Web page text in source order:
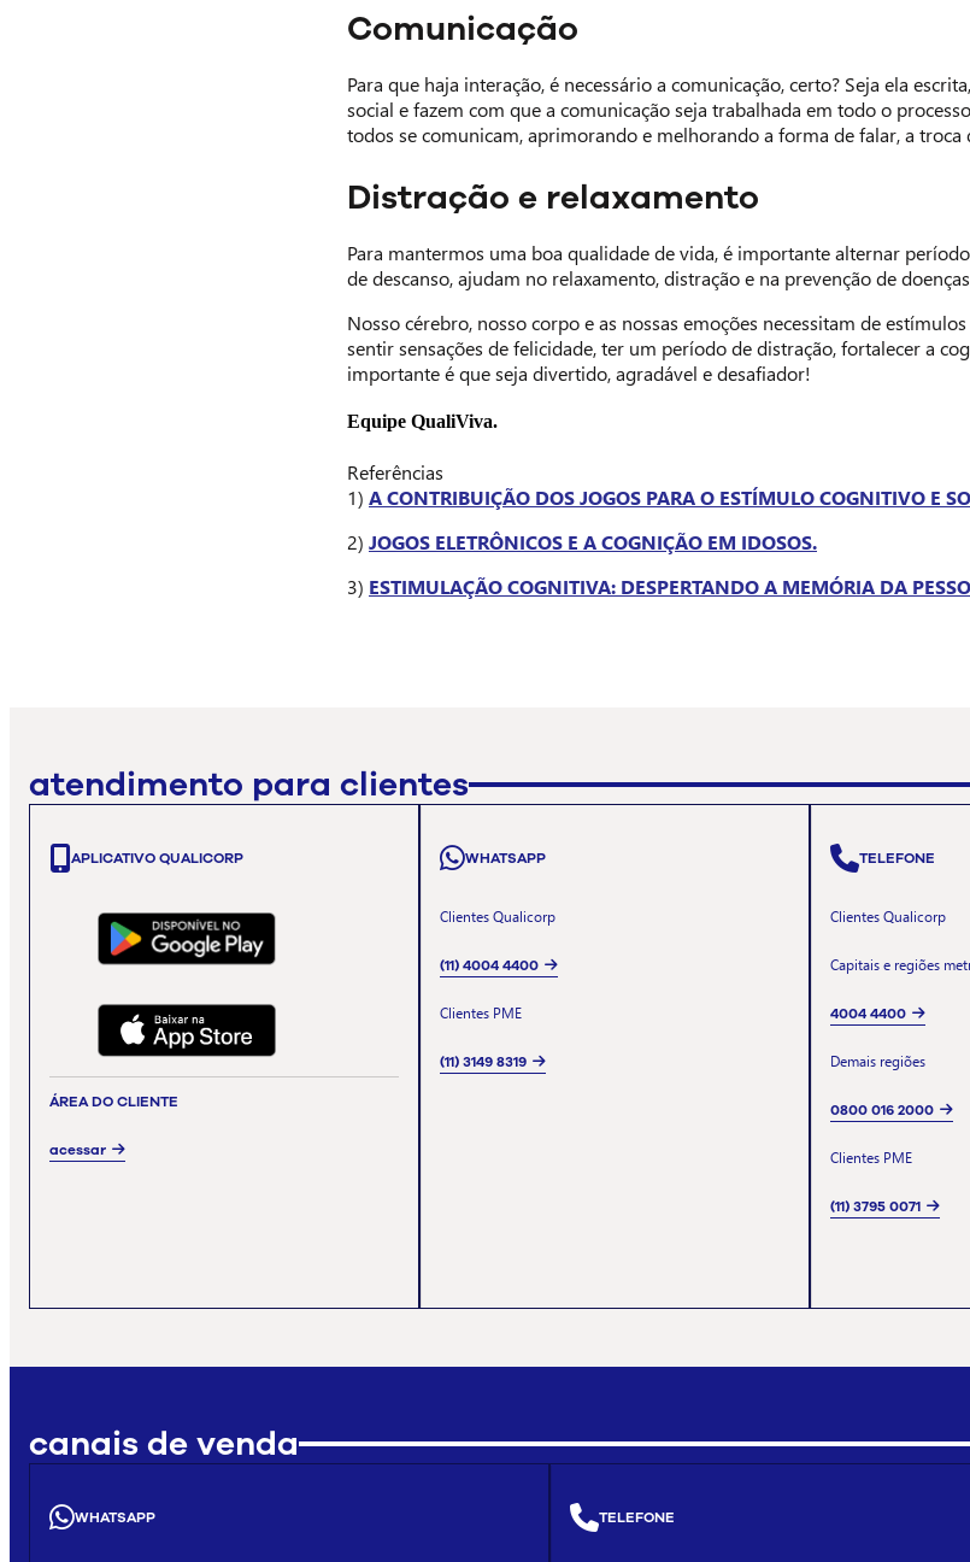
Comunicação
Para que haja interação, é necessário a comunicação, certo? Seja ela
social e fazem com que a comunicação seja trabalhada em todo o
todos se comunicam, aprimorando e melhorando a forma de falar, a troca
Distração e relaxamento
Para mantermos uma boa qualidade de vida, é importante alternar
de descanso, ajudam no relaxamento, distração e na prevenção de
Nosso cérebro, nosso corpo e as nossas emoções necessitam de
sentir sensações de felicidade, ter um período de distração, fortalecer a
importante é que seja divertido, agradável e desafiador!
Equipe QualiViva.
Referências
1) A CONTRIBUIÇÃO DOS JOGOS PARA O ESTÍMULO COGNITIVO E
2) JOGOS ELETRÔNICOS E A COGNIÇÃO EM IDOSOS.
3) ESTIMULAÇÃO COGNITIVA: DESPERTANDO A MEMÓRIA DA
atendimento para clientes
APLICATIVO QUALICORP
ÁREA DO CLIENTE
acessar
WHATSAPP
Clientes Qualicorp
(11) 4004 4400
Clientes PME
(11) 3149 8319
TELEFONE
Clientes Qualicorp
Capitais e regiões
4004 4400
Demais regiões
0800 016 2000
Clientes PME
(11) 3795 0071
canais de venda
WHATSAPP TELEFONE